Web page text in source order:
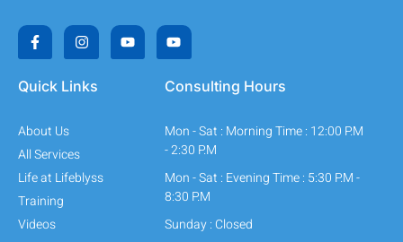
F
a
c
e
b
o
-
f
I
n
s
t
a
g
Y
o
u
t
Y
o
u
t
u
b
Quick Links
About Us
All Services
Life at Lifeblyss
Training
Videos
Consulting Hours
Mon - Sat : Morning Time : 12:00 P.M
- 2:30 P.M
Mon - Sat : Evening Time : 5:30 P.M -
8:30 P.M
Sunday : Closed